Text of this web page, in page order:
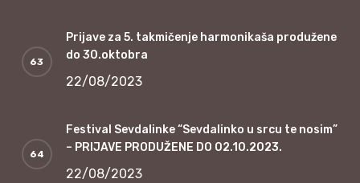
Prijave za 5. takmičenje harmonikaša produžene
do 30.oktobra
22/08/2023
Festival Sevdalinke “Sevdalinko u srcu te nosim”
– PRIJAVE PRODUŽENE DO 02.10.2023.
22/08/2023